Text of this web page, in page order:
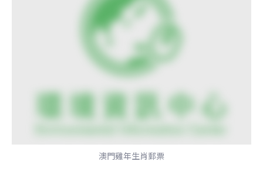
澳門雞年生肖郵票